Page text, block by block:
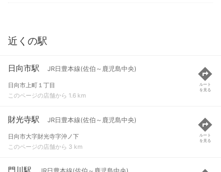
近くの駅
日向市駅 JR日豊本線(佐伯～鹿児島中央)
日向市上町１丁目
このページの店舗から 1.6 km
ルート
を見る
財光寺駅 JR日豊本線(佐伯～鹿児島中央)
日向市大字財光寺字沖ノ下
このページの店舗から 3 km
ルート
を見る
門川駅